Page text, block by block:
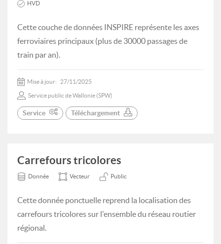
HVD
Cette couche de données INSPIRE représente les axes
ferroviaires principaux (plus de 30000 passages de
train par an).
Mise à jour: 27/11/2025
Service public de Wallonie (SPW)
Service Téléchargement
Carrefours tricolores
Donnée Vecteur Public
Cette donnée ponctuelle reprend la localisation des
carrefours tricolores sur l'ensemble du réseau routier
régional.